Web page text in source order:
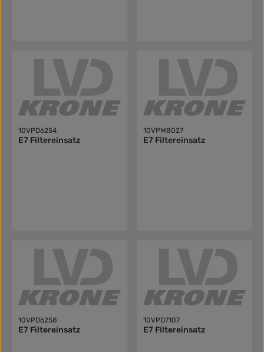
10VPD6254
E7 Filtereinsatz
10VPM8027
E7 Filtereinsatz
10VPD6258
E7 Filtereinsatz
10VPD7107
E7 Filtereinsatz